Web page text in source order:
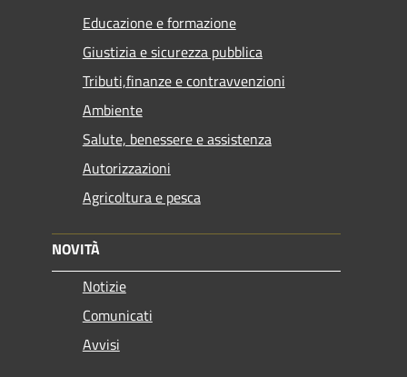
Educazione e formazione
Giustizia e sicurezza pubblica
Tributi,finanze e contravvenzioni
Ambiente
Salute, benessere e assistenza
Autorizzazioni
Agricoltura e pesca
NOVITÀ
Notizie
Comunicati
Avvisi